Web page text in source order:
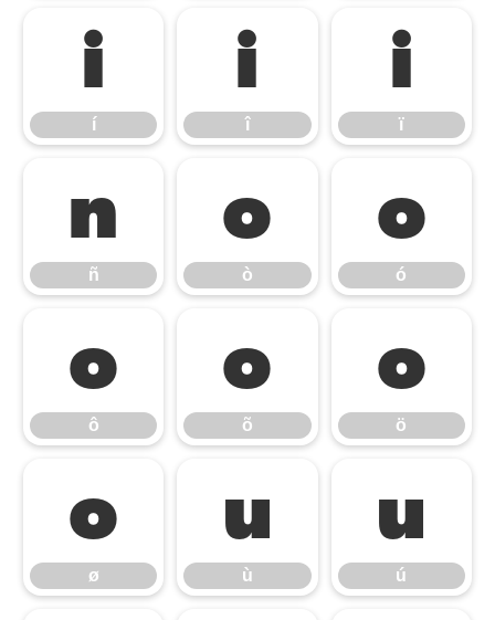
í
í
î
î
ï
ï
ñ
ñ
ò
ò
ó
ó
ô
ô
õ
õ
ö
ö
ø
ø
ù
ù
ú
ú